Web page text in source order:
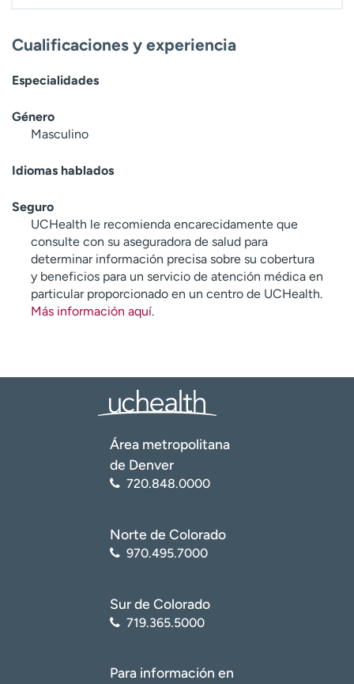
Cualificaciones y experiencia
Especialidades
Género
Masculino
Idiomas hablados
Seguro
UCHealth le recomienda encarecidamente que
consulte con su aseguradora de salud para
determinar información precisa sobre su cobertura
y beneficios para un servicio de atención médica en
particular proporcionado en un centro de UCHealth.
Más información aquí.
Área metropolitana
de Denver
720.848.0000
Norte de Colorado
970.495.7000
Sur de Colorado
719.365.5000
Para información en